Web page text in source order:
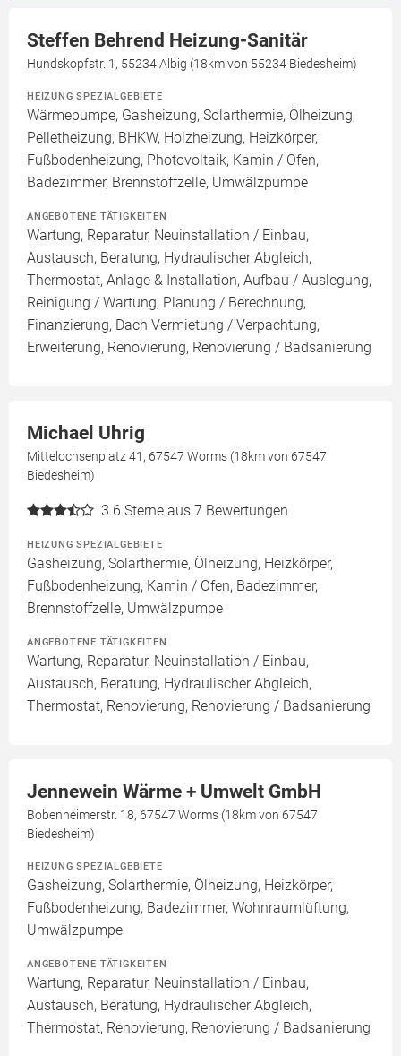
Steffen Behrend Heizung-Sanitär
Hundskopfstr. 1, 55234 Albig (18km von 55234 Biedesheim)
HEIZUNG SPEZIALGEBIETE
Wärmepumpe, Gasheizung, Solarthermie, Ölheizung,
Pelletheizung, BHKW, Holzheizung, Heizkörper,
Fußbodenheizung, Photovoltaik, Kamin / Ofen,
Badezimmer, Brennstoffzelle, Umwälzpumpe
ANGEBOTENE TÄTIGKEITEN
Wartung, Reparatur, Neuinstallation / Einbau,
Austausch, Beratung, Hydraulischer Abgleich,
Thermostat, Anlage & Installation, Aufbau / Auslegung,
Reinigung / Wartung, Planung / Berechnung,
Finanzierung, Dach Vermietung / Verpachtung,
Erweiterung, Renovierung, Renovierung / Badsanierung
Michael Uhrig
Mittelochsenplatz 41, 67547 Worms (18km von 67547
Biedesheim)
3.6 Sterne aus 7 Bewertungen
HEIZUNG SPEZIALGEBIETE
Gasheizung, Solarthermie, Ölheizung, Heizkörper,
Fußbodenheizung, Kamin / Ofen, Badezimmer,
Brennstoffzelle, Umwälzpumpe
ANGEBOTENE TÄTIGKEITEN
Wartung, Reparatur, Neuinstallation / Einbau,
Austausch, Beratung, Hydraulischer Abgleich,
Thermostat, Renovierung, Renovierung / Badsanierung
Jennewein Wärme + Umwelt GmbH
Bobenheimerstr. 18, 67547 Worms (18km von 67547
Biedesheim)
HEIZUNG SPEZIALGEBIETE
Gasheizung, Solarthermie, Ölheizung, Heizkörper,
Fußbodenheizung, Badezimmer, Wohnraumlüftung,
Umwälzpumpe
ANGEBOTENE TÄTIGKEITEN
Wartung, Reparatur, Neuinstallation / Einbau,
Austausch, Beratung, Hydraulischer Abgleich,
Thermostat, Renovierung, Renovierung / Badsanierung